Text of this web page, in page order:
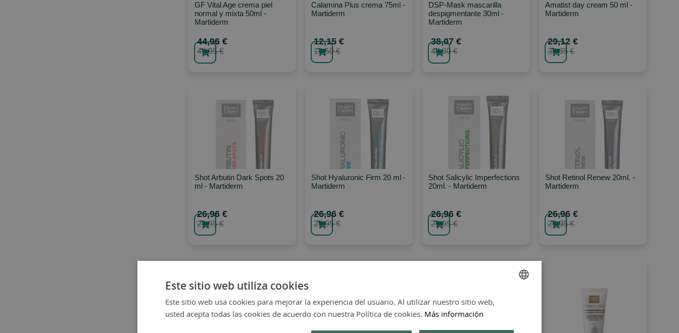
GF Vital Age crema piel
normal y mixta 50ml -
Martiderm
44,96 €
49,95 €
Calamina Plus crema 75ml -
Martiderm
12,15 €
13,50 €
DSP-Mask mascarilla
despigmentante 30ml -
Martiderm
38,07 €
42,30 €
Amatist day cream 50 ml -
Martiderm
29,12 €
32,35 €
Shot Arbutin Dark Spots 20
ml - Martiderm
26,96 €
29,95 €
Shot Hyaluronic Firm 20 ml -
Martiderm
26,96 €
29,95 €
Shot Salicylic Imperfections
20ml. - Martiderm
26,96 €
29,95 €
Shot Retinol Renew 20ml. -
Martiderm
26,96 €
29,95 €
Este sitio web utiliza cookies
Este sitio web usa cookies para mejorar la experiencia del usuario. Al utilizar nuestro sitio web,
usted acepta todas las cookies de acuerdo con nuestra Política de cookies. Más información